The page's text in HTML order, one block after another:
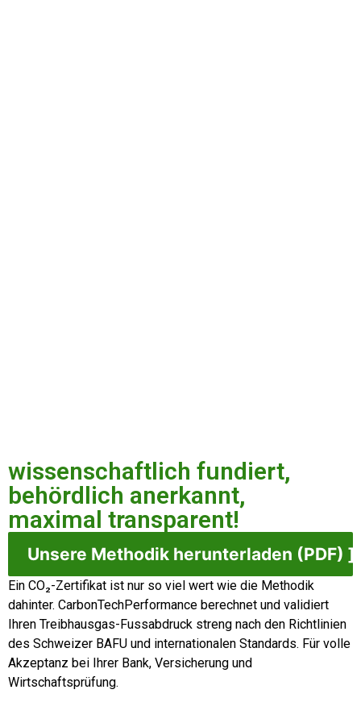
wissenschaftlich fundiert,
behördlich anerkannt,
maximal transparent!
Unsere Methodik herunterladen (PDF)
Ein CO₂-Zertifikat ist nur so viel wert wie die Methodik
dahinter. CarbonTechPerformance berechnet und validiert
Ihren Treibhausgas-Fussabdruck streng nach den Richtlinien
des Schweizer BAFU und internationalen Standards. Für volle
Akzeptanz bei Ihrer Bank, Versicherung und
Wirtschaftsprüfung.